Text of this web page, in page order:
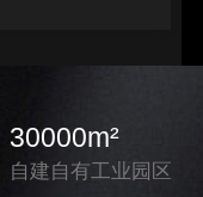
30000m²
自建自有工业园区